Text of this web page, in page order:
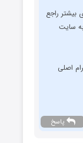
بیشتر راجع
سایت
اصلی
پاسخ